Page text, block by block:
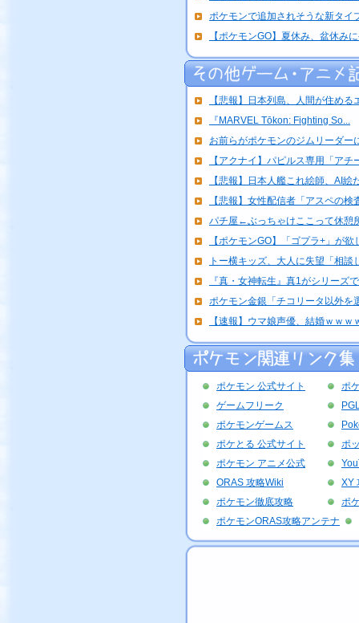
ポケモンで追加されそうな新タイ
【ポケモンGO】夏休み、盆休み
【悲報】日本列島、人間が住め
『MARVEL Tōkon: Fighting So...
お前らがポケモンのジムリーダー
【アクナイ】パピルス専用「ア
【悲報】日本人艦これ絵師、AI絵
【悲報】女性配信者「アスペの
パチ屋←ぶっちゃけここって休憩
【ポケモンGO】「ゴプラ+」が
トー横キッズ、大人に失望「相談
『真・女神転生』真1がシリーズ
ポケモン金銀「チコリータ以外を
【速報】ウマ娘声優、結婚ｗｗｗ
ポケモン 公式サイト
ポ
ゲームフリーク
ポケモンゲームス
ポケとる 公式サイト
ポ
ポケモン アニメ公式
ORAS 攻略Wiki
XY
ポケモン徹底攻略
ポ
ポケモンORAS攻略アンテナ